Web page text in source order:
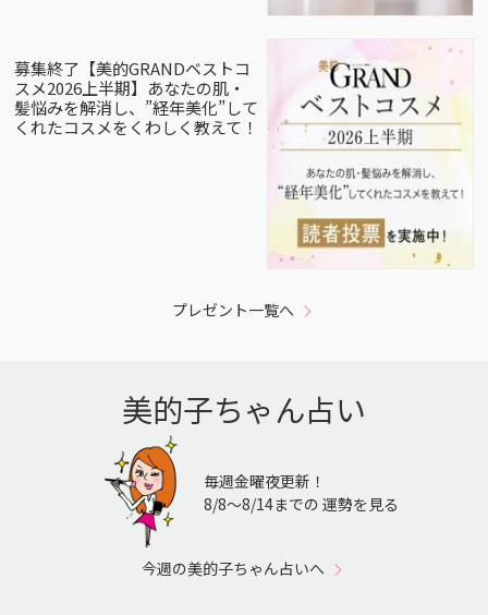
募集終了【美的GRANDベストコ
スメ2026上半期】あなたの肌・
髪悩みを解消し、”経年美化”して
くれたコスメをくわしく教えて！
プレゼント一覧へ
美的子ちゃん占い
毎週金曜夜更新！
8/8〜8/14までの 運勢を見る
今週の美的子ちゃん占いへ